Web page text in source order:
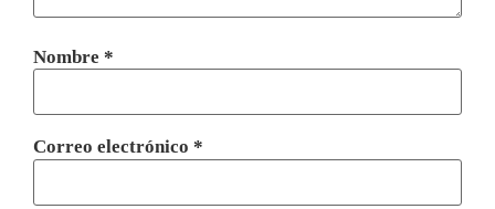
Nombre *
Correo electrónico *